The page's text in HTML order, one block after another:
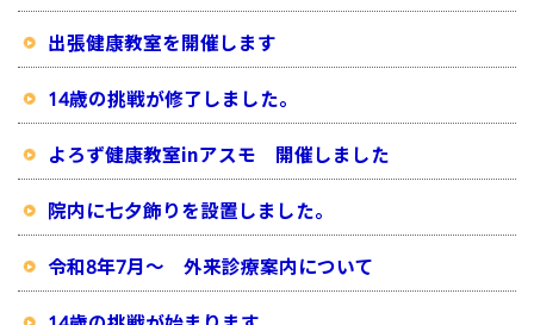
出張健康教室を開催します
14歳の挑戦が修了しました。
よろず健康教室inアスモ 開催しました
院内に七夕飾りを設置しました。
令和8年7月～ 外来診療案内について